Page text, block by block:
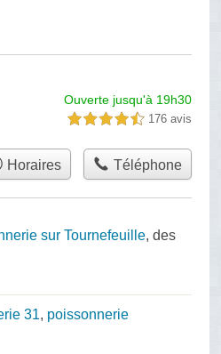
Ouverte jusqu'à 19h30
4,5 étoiles sur 5 176 avis
Horaires Téléphone
sur Tournefeuille, des
31, poissonnerie